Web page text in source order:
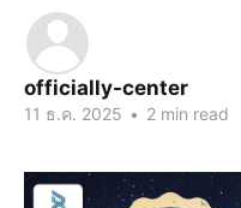
officially-center
11 ธ.ค. 2025 • 2 min read